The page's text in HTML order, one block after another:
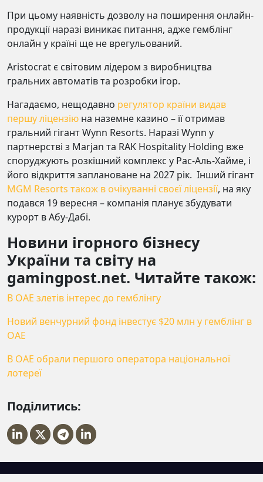
При цьому наявність дозволу на поширення онлайн-
продукції наразі виникає питання, адже гемблінг
онлайн у країні ще не врегульований.
Aristocrat є світовим лідером з виробництва
гральних автоматів та розробки ігор.
Нагадаємо, нещодавно регулятор країни видав
першу ліцензію на наземне казино – її отримав
гральний гігант Wynn Resorts. Наразі Wynn у
партнерстві з Marjan та RAK Hospitality Holding вже
споруджують розкішний комплекс у Рас-Аль-Хайме, і
його відкриття заплановане на 2027 рік. Інший гігант
MGM Resorts також в очікуванні своєї ліцензії, на яку
подався 19 вересня – компанія планує збудувати
курорт в Абу-Дабі.
Новини ігорного бізнесу
України та світу на
gamingpost.net. Читайте також:
В ОАЕ злетів інтерес до гемблінгу
Новий венчурний фонд інвестує $20 млн у гемблінг в
ОАЕ
В ОАЕ обрали першого оператора національної
лотереї
Поділитись: